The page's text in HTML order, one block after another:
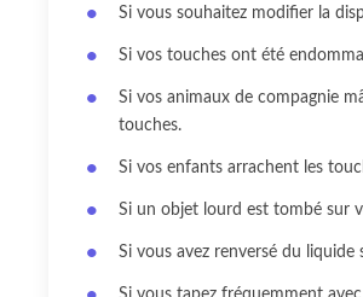
Si vous souhaitez modifier la
Si vos touches ont été
Si vos animaux de compagnie
touches.
Si vos enfants arrachent les
Si un objet lourd est tombé sur
Si vous avez renversé du